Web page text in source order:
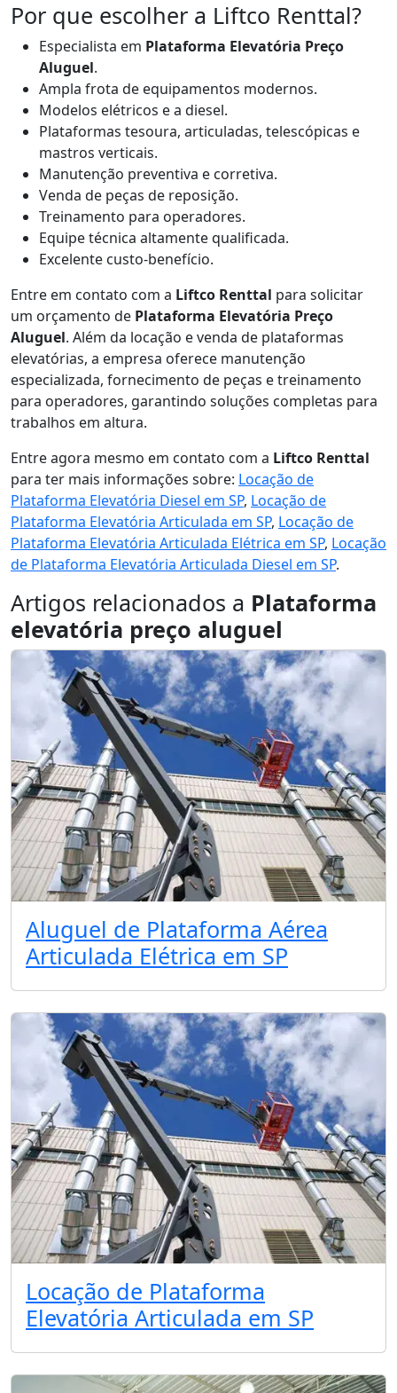
Por que escolher a Liftco Renttal?
Especialista em Plataforma Elevatória Preço
Aluguel.
Ampla frota de equipamentos modernos.
Modelos elétricos e a diesel.
Plataformas tesoura, articuladas, telescópicas e
mastros verticais.
Manutenção preventiva e corretiva.
Venda de peças de reposição.
Treinamento para operadores.
Equipe técnica altamente qualificada.
Excelente custo-benefício.
Entre em contato com a Liftco Renttal para solicitar
um orçamento de Plataforma Elevatória Preço
Aluguel. Além da locação e venda de plataformas
elevatórias, a empresa oferece manutenção
especializada, fornecimento de peças e treinamento
para operadores, garantindo soluções completas para
trabalhos em altura.
Entre agora mesmo em contato com a Liftco Renttal
para ter mais informações sobre: Locação de
Plataforma Elevatória Diesel em SP, Locação de
Plataforma Elevatória Articulada em SP, Locação de
Plataforma Elevatória Articulada Elétrica em SP, Locação
de Plataforma Elevatória Articulada Diesel em SP.
Artigos relacionados a Plataforma
elevatória preço aluguel
Aluguel de Plataforma Aérea
Articulada Elétrica em SP
Locação de Plataforma
Elevatória Articulada em SP